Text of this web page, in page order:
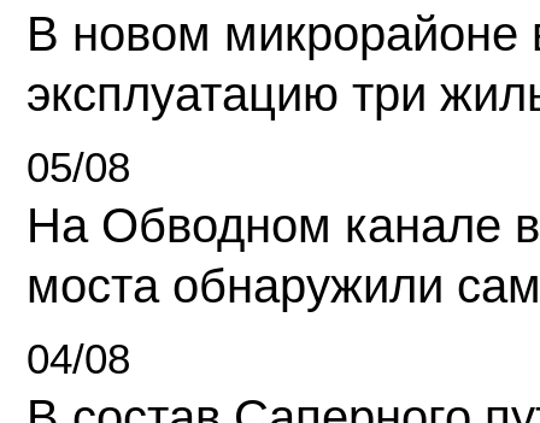
В новом микрорайоне
эксплуатацию три
05/08
На Обводном канале
моста обнаружили
04/08